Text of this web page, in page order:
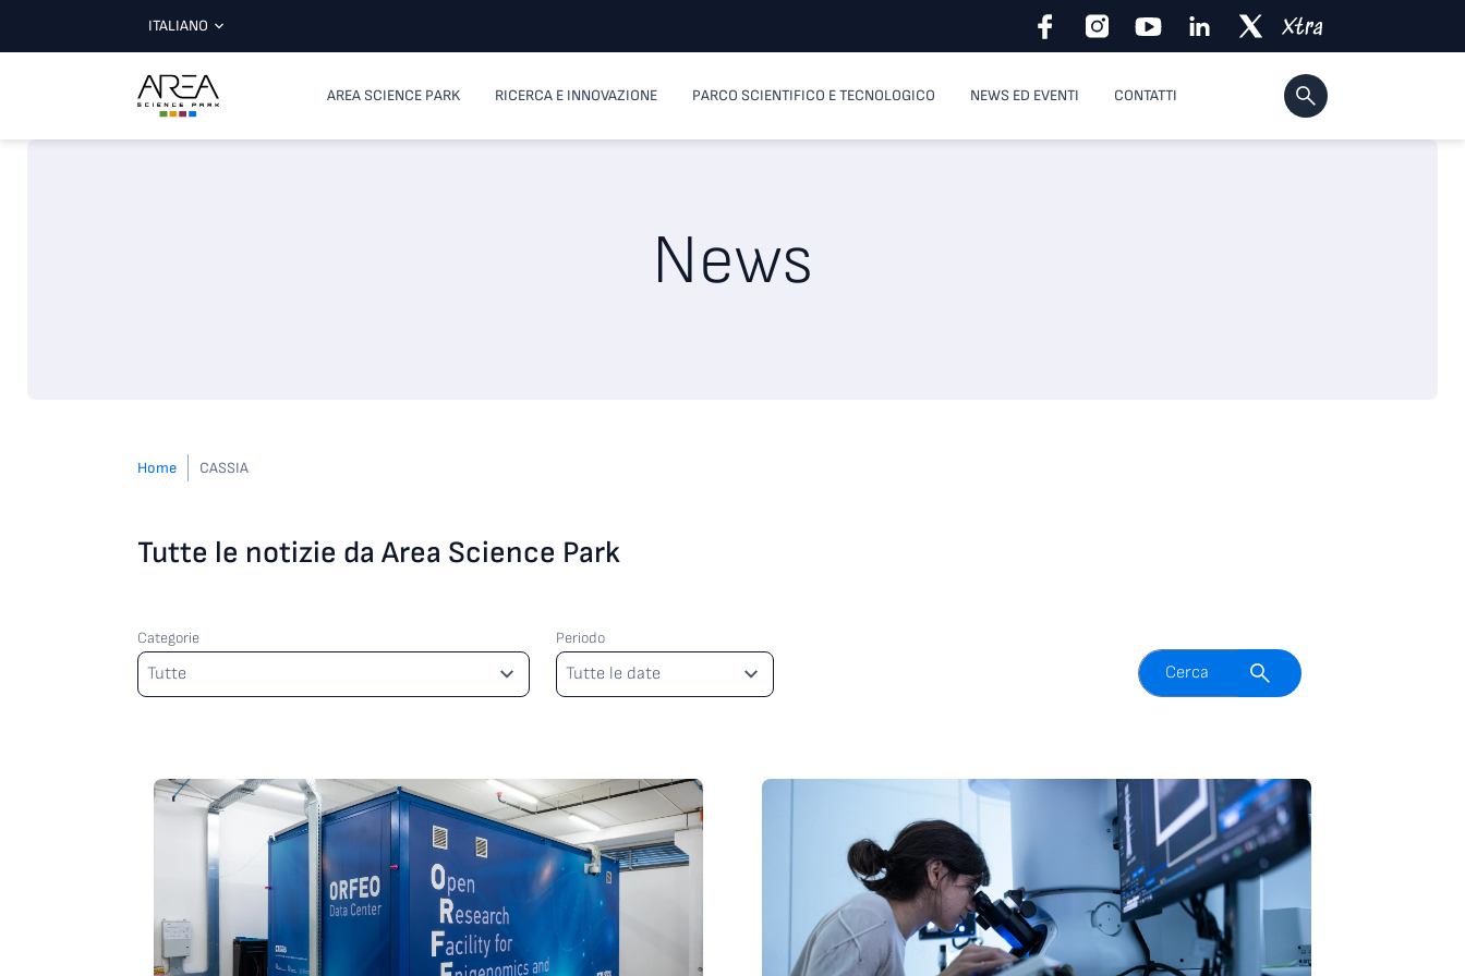
ITALIANO
AREA SCIENCE PARK RICERCA E INNOVAZIONE PARCO SCIENTIFICO E TECNOLOGICO NEWS ED EVENTI CONTATTI
News
Home CASSIA
Tutte le notizie da Area Science Park
Categorie
Categorie
Tutte
Periodo
Periodo
Tutte le date
Attiva il campo di ricercaCerca